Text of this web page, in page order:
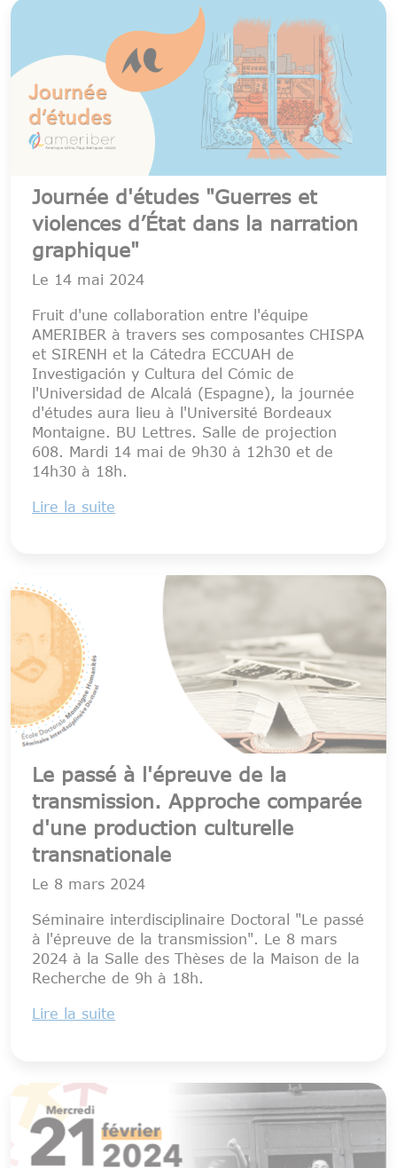
Journée d'études "Guerres et
violences d’État dans la narration
graphique"
Le 14 mai 2024
Fruit d'une collaboration entre l'équipe
AMERIBER à travers ses composantes CHISPA
et SIRENH et la Cátedra ECCUAH de
Investigación y Cultura del Cómic de
l'Universidad de Alcalá (Espagne), la journée
d'études aura lieu à l'Université Bordeaux
Montaigne. BU Lettres. Salle de projection
608. Mardi 14 mai de 9h30 à 12h30 et de
14h30 à 18h.
Lire la suite
Le passé à l'épreuve de la
transmission. Approche comparée
d'une production culturelle
transnationale
Le 8 mars 2024
Séminaire interdisciplinaire Doctoral "Le passé
à l'épreuve de la transmission". Le 8 mars
2024 à la Salle des Thèses de la Maison de la
Recherche de 9h à 18h.
Lire la suite